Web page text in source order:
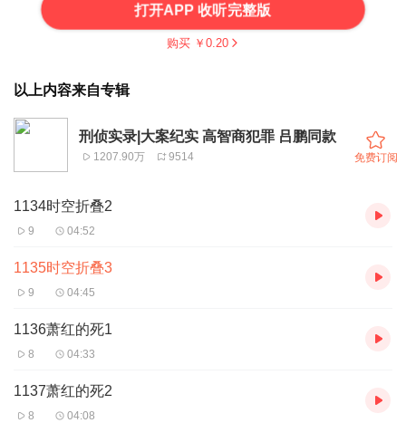
打开APP 收听完整版
购买 ￥ 0.20
以上内容来自专辑
刑侦实录|大案纪实 高智商犯罪 吕鹏同款
1207.90万 9514 免费订阅
1134时空折叠2
9 04:52
1135时空折叠3
9 04:45
1136萧红的死1
8 04:33
1137萧红的死2
8 04:08